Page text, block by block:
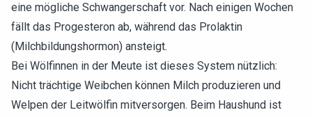
eine mögliche Schwangerschaft vor. Nach einigen Wochen
fällt das Progesteron ab, während das Prolaktin
(Milchbildungshormon) ansteigt.
Bei Wölfinnen in der Meute ist dieses System nützlich:
Nicht trächtige Weibchen können Milch produzieren und
Welpen der Leitwölfin mitversorgen. Beim Haushund ist